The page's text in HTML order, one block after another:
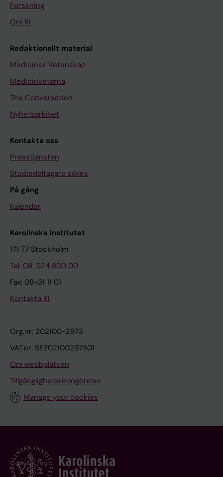
Forskning
Om KI
Redaktionellt material
Medicinsk Vetenskap
Medicinvetarna
The Conversation
Nyhetsarkivet
Kontakta oss
Presstjänsten
Studiedeltagare sökes
På gång
Kalender
Karolinska Institutet
171 77 Stockholm
Tel: 08-524 800 00
Fax: 08-31 11 01
Kontakta KI
Org.nr: 202100-2973
VAT.nr: SE202100297301
Om webbplatsen
Tillgänglighetsredogörelse
Manage your cookies